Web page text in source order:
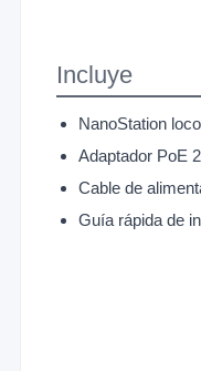
Incluye
NanoStation
Adaptador PoE
Cable de
Guía rápida de